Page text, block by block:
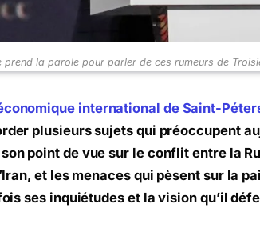
prend la parole pour parler de ces rumeurs de
international de Saint-
plusieurs sujets qui préoccupent
point de vue sur le conflit entre la
et les menaces qui pèsent sur la
ses inquiétudes et la vision qu’il